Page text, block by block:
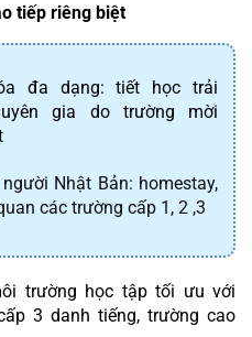
tiếp riêng biệt
đa dạng: tiết học trải
gia do trường mời
Nhật Bản: homestay,
các trường cấp 1, 2 ,3
trường học tập tối ưu với
3 danh tiếng, trường cao